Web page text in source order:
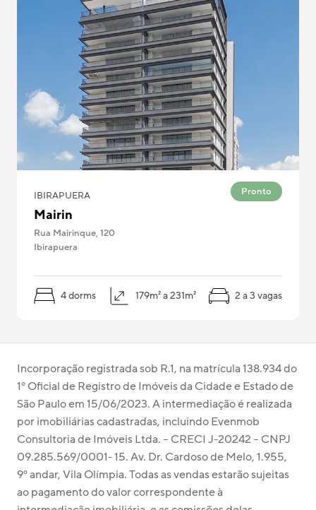
IBIRAPUERA Pronto
Mairin
Rua Mairinque, 120
Ibirapuera
4 dorms 179m² a 231m² 2 a 3 vagas
Incorporação registrada sob R.1, na matrícula 138.934 do
1º Oficial de Registro de Imóveis da Cidade e Estado de
São Paulo em 15/06/2023. A intermediação é realizada
por imobiliárias cadastradas, incluindo Evenmob
Consultoria de Imóveis Ltda. – CRECI J-20242 – CNPJ
09.285.569/0001- 15. Av. Dr. Cardoso de Melo, 1.955,
9º andar, Vila Olímpia. Todas as vendas estarão sujeitas
ao pagamento do valor correspondente à